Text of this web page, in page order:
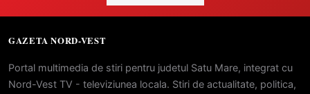
GAZETA NORD-VEST
Portal multimedia de stiri pentru judetul Satu Mare, integrat cu
Nord-Vest TV - televiziunea locala. Stiri de actualitate, politica,